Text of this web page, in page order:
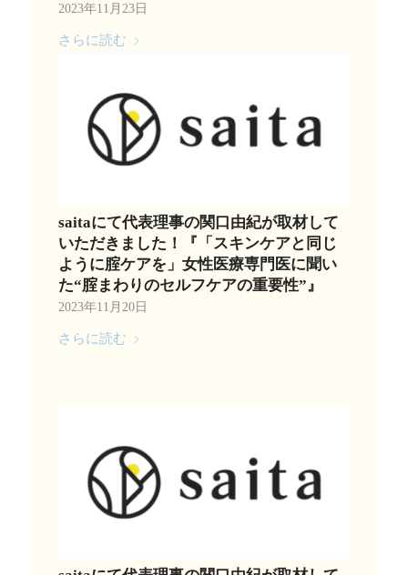
2023年11月23日
さらに読む
saitaにて代表理事の関口由紀が取材して
いただきました！『「スキンケアと同じ
ように腟ケアを」女性医療専門医に聞い
た“腟まわりのセルフケアの重要性”』
2023年11月20日
さらに読む